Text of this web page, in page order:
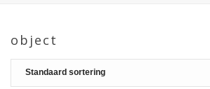
object